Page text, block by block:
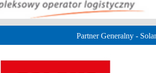
Partner Generalny -